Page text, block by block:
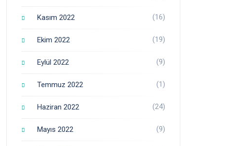
Kasım 2022 (16)
Ekim 2022 (19)
Eylül 2022 (9)
Temmuz 2022 (1)
Haziran 2022 (24)
Mayıs 2022 (9)